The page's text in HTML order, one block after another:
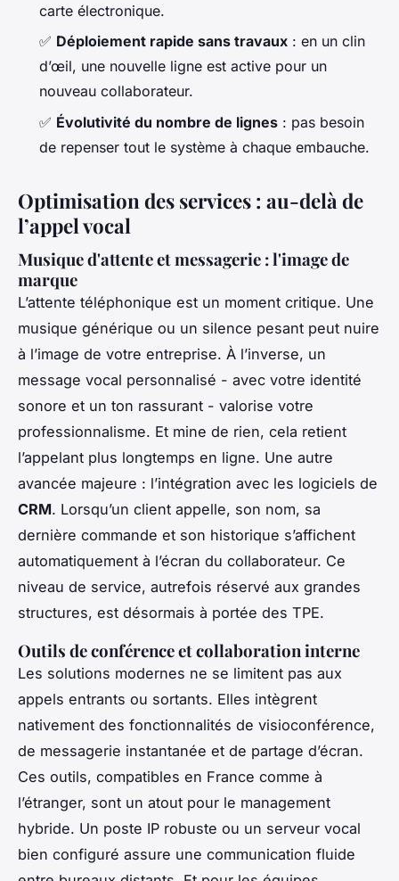
carte électronique.
✅ Déploiement rapide sans travaux : en un clin
d’œil, une nouvelle ligne est active pour un
nouveau collaborateur.
✅ Évolutivité du nombre de lignes : pas besoin
de repenser tout le système à chaque embauche.
Optimisation des services : au-delà de
l’appel vocal
Musique d'attente et messagerie : l'image de
marque
L’attente téléphonique est un moment critique. Une
musique générique ou un silence pesant peut nuire
à l’image de votre entreprise. À l’inverse, un
message vocal personnalisé - avec votre identité
sonore et un ton rassurant - valorise votre
professionnalisme. Et mine de rien, cela retient
l’appelant plus longtemps en ligne. Une autre
avancée majeure : l’intégration avec les logiciels de
CRM. Lorsqu’un client appelle, son nom, sa
dernière commande et son historique s’affichent
automatiquement à l’écran du collaborateur. Ce
niveau de service, autrefois réservé aux grandes
structures, est désormais à portée des TPE.
Outils de conférence et collaboration interne
Les solutions modernes ne se limitent pas aux
appels entrants ou sortants. Elles intègrent
nativement des fonctionnalités de visioconférence,
de messagerie instantanée et de partage d’écran.
Ces outils, compatibles en France comme à
l’étranger, sont un atout pour le management
hybride. Un poste IP robuste ou un serveur vocal
bien configuré assure une communication fluide